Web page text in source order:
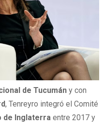
de Tucumán y con
, Tenreyro integró el Comité
de Inglaterra entre 2017 y